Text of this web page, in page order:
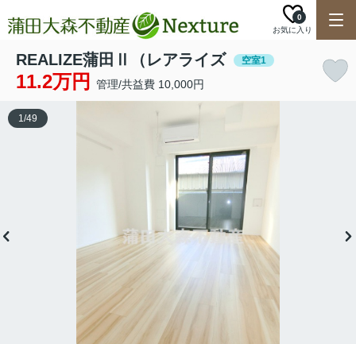
お気に入り
0
REALIZE蒲田Ⅱ（レアライズ 空室1
11.2万円 管理/共益費 10,000円
1/49